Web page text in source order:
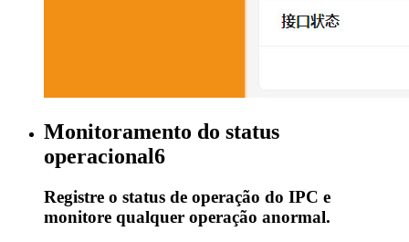
Monitoramento do status
operacional6
Registre o status de operação do IPC e
monitore qualquer operação anormal.